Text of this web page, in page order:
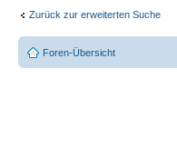
Zurück zur erweiterten Suche
Foren-Übersicht